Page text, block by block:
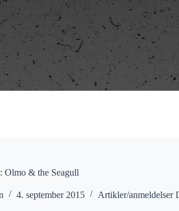
Olmo & the Seagull
4. september 2015 Artikler/anmeldelser